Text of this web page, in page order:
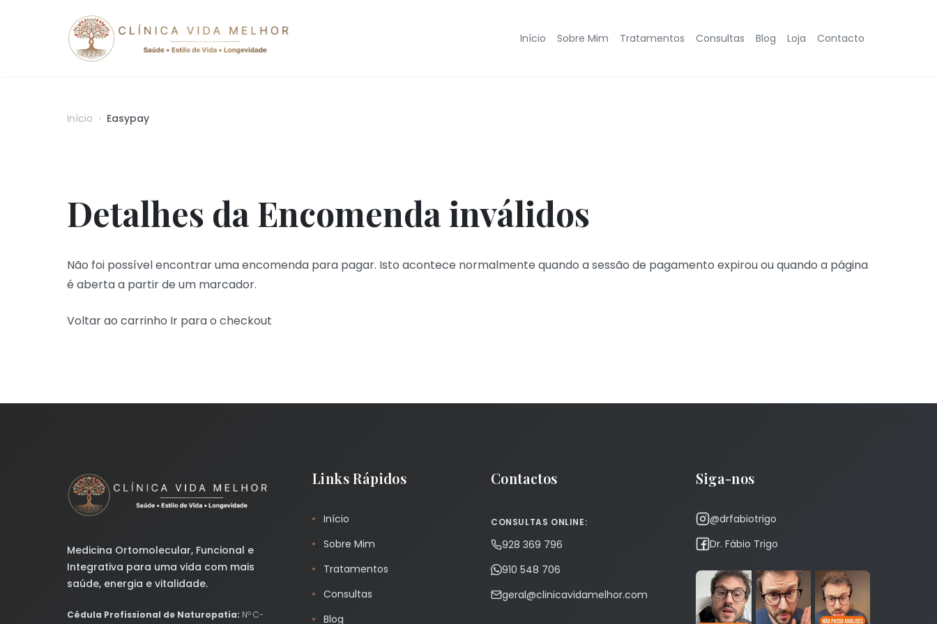
Início Sobre Mim Tratamentos Consultas Blog Loja Contacto
Início › Easypay
Detalhes da Encomenda inválidos
Não foi possível encontrar uma encomenda para pagar. Isto acontece normalmente quando a sessão de pagamento expirou ou quando a página
é aberta a partir de um marcador.
Voltar ao carrinho Ir para o checkout
Medicina Ortomolecular, Funcional e
Integrativa para uma vida com mais
saúde, energia e vitalidade.
Cédula Profissional de Naturopatia: Nº C-
Links Rápidos
Início
Sobre Mim
Tratamentos
Consultas
Blog
Contactos
CONSULTAS ONLINE:
928 369 796
910 548 706
geral@clinicavidamelhor.com
Siga-nos
@drfabiotrigo
Dr. Fábio Trigo